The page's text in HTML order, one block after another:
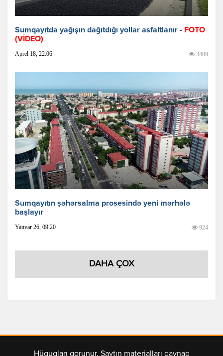
Sumqayıtda yağışın dağıtdığı yollar asfaltlanır - FOTO
(VİDEO)
Aprel 18, 22:06 3409
Sumqayıtın şəhərsalma prosesində yeni mərhələ
başlayır
Yanvar 26, 09:20 924
DAHA ÇOX
Hüquqları qorunur. Saytın materialları qaynaq